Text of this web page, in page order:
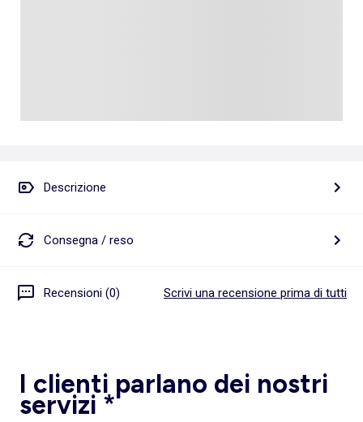
Descrizione
Consegna / reso
Recensioni (0) Scrivi una recensione prima di tutti
I clienti parlano dei nostri
servizi *